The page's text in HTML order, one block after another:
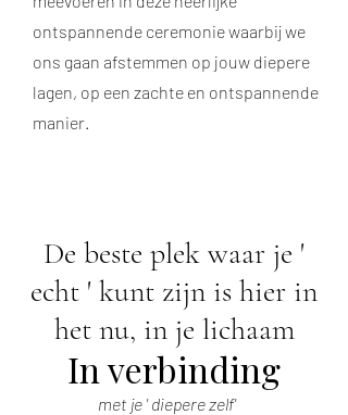
ontspannende ceremonie waarbij we
ons gaan afstemmen op jouw diepere
lagen, op een zachte en ontspannende
manier.
De beste plek waar je '
echt ' kunt zijn is hier in
het nu, in je lichaam
In verbinding
met je ' diepere zelf'